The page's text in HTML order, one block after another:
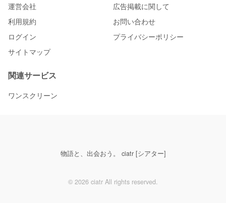
運営会社
広告掲載に関して
利用規約
お問い合わせ
ログイン
プライバシーポリシー
サイトマップ
関連サービス
ワンスクリーン
物語と、出会おう。 ciatr [シアター]
© 2026 ciatr All rights reserved.